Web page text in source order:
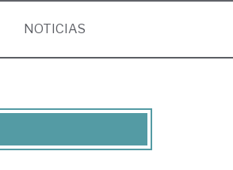
NOTICIAS